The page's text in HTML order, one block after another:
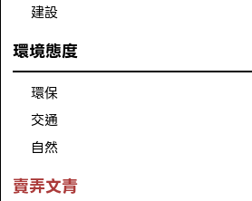
建設
環境態度
環保
交通
自然
賣弄文青